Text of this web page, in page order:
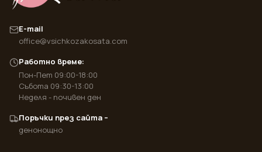
E-mail
office@vsichkozakosata.com
Работно време:
Пон-Пет 09:00-18:00
Събота 09:30-13:00
Неделя - почивен ден
Поръчки през сайта –
денонощно